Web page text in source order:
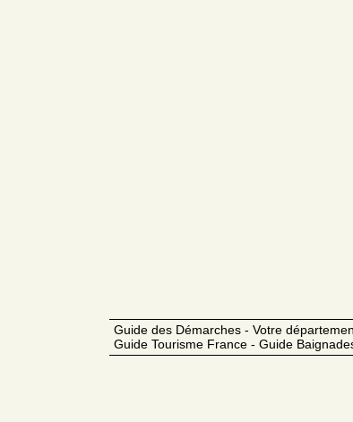
Guide des Démarches - Votre
Guide Tourisme France - Guide